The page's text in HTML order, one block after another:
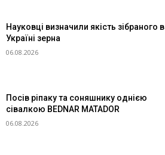
Науковці визначили якість зібраного в
Україні зерна
06.08.2026
Посів ріпаку та соняшнику однією
сівалкою BEDNAR MATADOR
06.08.2026